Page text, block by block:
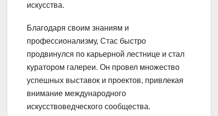
искусства.
Благодаря своим знаниям и
профессионализму, Стас быстро
продвинулся по карьерной лестнице и стал
куратором галереи. Он провел множество
успешных выставок и проектов, привлекая
внимание международного
искусствоведческого сообщества.